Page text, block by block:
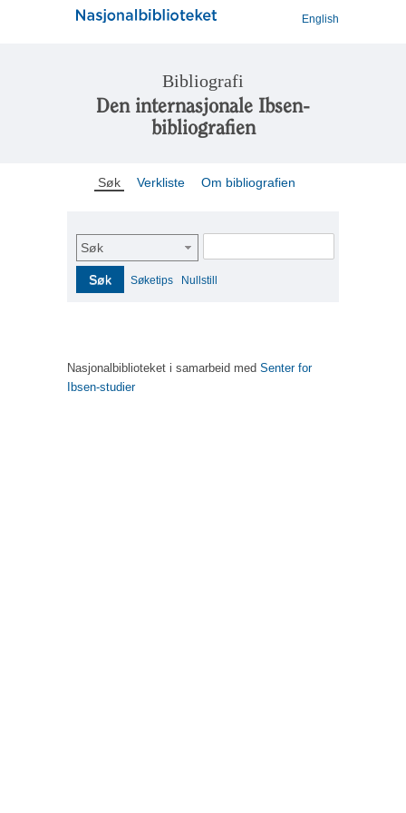
English
Bibliografi
Den internasjonale Ibsen-
bibliografien
Søk Verkliste Om bibliografien
Søk
Søk Søketips Nullstill
Nasjonalbiblioteket i samarbeid med Senter for
Ibsen-studier